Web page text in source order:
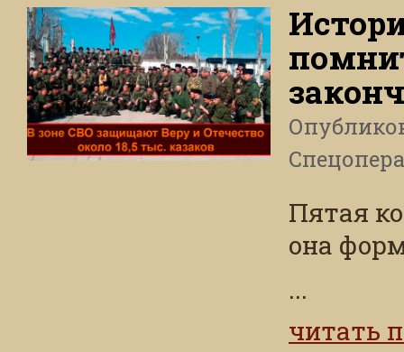
Пятая
она
...
читать